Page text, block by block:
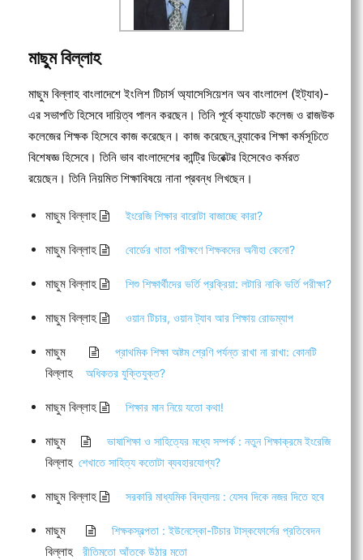
মাছুম বিল্লাহ
মাছুম বিল্লাহ বাংলাদেশে ইংলিশ টিচার্স অ্যাসেসিয়েশন অব বাংলাদেশ (ইট্যাব)-
এর সভাপতি হিসেবে দায়িত্ব পালন করছেন। তিনি পূর্বে ক্যাডেট কলেজ ও রাজউক
কলেজের শিক্ষক হিসেবে কাজ করেছেন। কাজ করেছেন ব্র্যাকের শিক্ষা কর্মসূচিতে
বিশেষজ্ঞ হিসেবে। তিনি ভাব বাংলাদেশের কান্ট্রি ডিরেক্টর হিসেবেও কর্মরত
রয়েছেন। তিনি নিয়মিত শিক্ষাবিষয়ে নানা প্রবন্ধ লিখছেন।
মাছুম বিল্লাহ ইংরেজি শিক্ষার বারোটা বাজাচ্ছে কারা?
মাছুম বিল্লাহ বোর্ডের খাতা পরীক্ষণে শিক্ষকদের অনীহা কেনো?
মাছুম বিল্লাহ শিশু শিক্ষার্থীদের ভর্তি প্রক্রিয়া: লটারি নাকি ভর্তি পরীক্ষা?
মাছুম বিল্লাহ ওয়ান টিচার, ওয়ান ট্যাব আর শিক্ষায় রোডম্যাপ
মাছুম
বিল্লাহ
প্রাথমিক শিক্ষা অষ্টম শ্রেণি পর্যন্ত রাখা না রাখা: কোনটি
অধিকতর যুক্তিযুক্ত?
মাছুম বিল্লাহ শিক্ষার মান নিয়ে যতো কথা!
মাছুম
বিল্লাহ
ভাষাশিক্ষা ও সাহিত্যের মধ্যে সম্পর্ক : নতুন শিক্ষাক্রমে ইংরেজি
শেখাতে সাহিত্য কতোটা ব্যবহারযোগ্য?
মাছুম বিল্লাহ সরকারি মাধ্যমিক বিদ্যালয় : যেসব দিকে নজর দিতে হবে
মাছুম
বিল্লাহ
শিক্ষকস্বল্পতা : ইউনেস্কো-টিচার টাস্কফোর্সের প্রতিবেদন
রীতিমতো আঁতকে উঠার মতো